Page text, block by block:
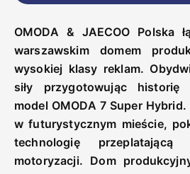
OMODA & JAECOO Polska
warszawskim domem
wysokiej klasy reklam.
siły przygotowując historię
model OMODA 7 Super
w futurystycznym mieście,
technologię
motoryzacji. Dom